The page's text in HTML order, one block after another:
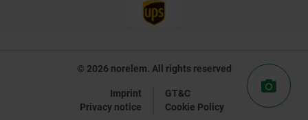
© 2026 norelem. All rights reserved
Imprint
GT&C
Privacy notice
Cookie Policy